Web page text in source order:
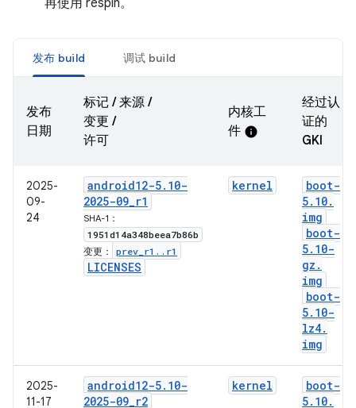
再使用 respin。
发布 build 调试 build
发布
日期
标记 / 来源 /
变更 /
许可
内核工
件 info
经过认
证的
GKI
2025-
09-
24
android12-5. 10-
2025-09_r1
SHA-1：
1951d14a348beea7b86b
变更： prev r1 . . r1
LICENSES
kernel
boot-
5. 10.
img
boot-
5. 10-
gz .
img
boot-
5. 10-
lz4.
img
2025-
11-17
android12-5. 10-
2025-09_r2
kernel
boot-
5. 10.